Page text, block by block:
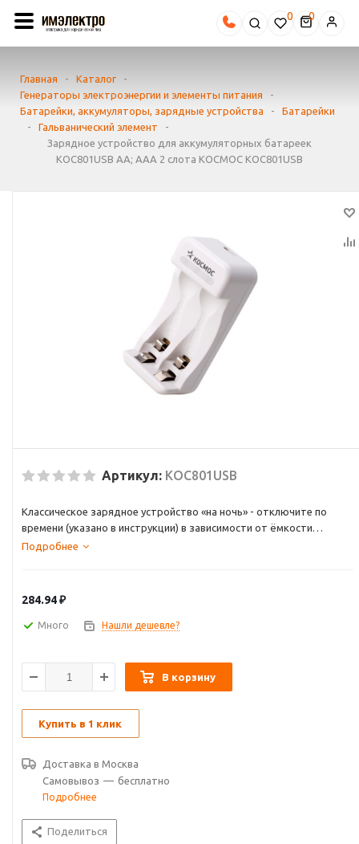
0
Главная - Каталог
-
Генераторы электроэнергии и элементы питания
-
Батарейки, аккумуляторы, зарядные устройства
-
Батарейки
-
Гальванический элемент
-
Зарядное устройство для аккумуляторных батареек
KOC801USB AA; AAA 2 слота КОСМОС KOC801USB
Артикул: KOC801USB
Классическое зарядное устройство «на ночь» - отключите по
времени (указано в инструкции) в зависимости от ёмкости
аккумулятора (среднее время заряда 9 часов). Может зарядить 2
Подробнее
284.94₽
Много Нашли дешевле?
В корзину
Купить в 1 клик
Доставка в Москва
Самовывоз — бесплатно
Подробнее
Поделиться